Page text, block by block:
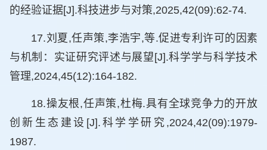
的经验证据[J].科技进步与对策,2025,42(09):62-74.
17.刘夏,任声策,李浩宇,等.促进专利许可的因素
与机制：实证研究评述与展望[J].科学学与科学技术
管理,2024,45(12):164-182.
18.操友根,任声策,杜梅.具有全球竞争力的开放
创新生态建设[J].科学学研究,2024,42(09):1979-
1987.